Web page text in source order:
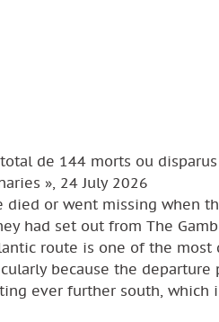
total de 144 morts ou
», 24 July 2026
died or went missing when
had set out from The
route is one of the most
because the departure
ever further south, which